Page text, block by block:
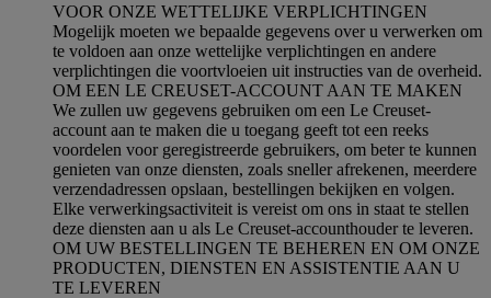
VOOR ONZE WETTELIJKE VERPLICHTINGEN
Mogelijk moeten we bepaalde gegevens over u verwerken om
te voldoen aan onze wettelijke verplichtingen en andere
verplichtingen die voortvloeien uit instructies van de overheid.
OM EEN LE CREUSET-ACCOUNT AAN TE MAKEN
We zullen uw gegevens gebruiken om een Le Creuset-
account aan te maken die u toegang geeft tot een reeks
voordelen voor geregistreerde gebruikers, om beter te kunnen
genieten van onze diensten, zoals sneller afrekenen, meerdere
verzendadressen opslaan, bestellingen bekijken en volgen.
Elke verwerkingsactiviteit is vereist om ons in staat te stellen
deze diensten aan u als Le Creuset-accounthouder te leveren.
OM UW BESTELLINGEN TE BEHEREN EN OM ONZE
PRODUCTEN, DIENSTEN EN ASSISTENTIE AAN U
TE LEVEREN